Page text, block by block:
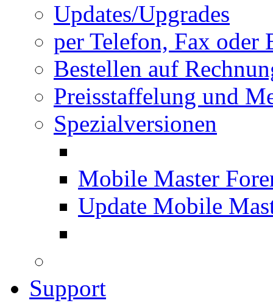
Updates/Upgrades
per Telefon, Fax oder
Bestellen auf
Preisstaffelung und
Spezialversionen
Mobile Master
Update Mobile
Support